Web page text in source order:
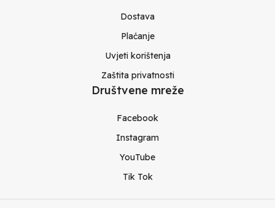
Dostava
Plaćanje
Uvjeti korištenja
Zaštita privatnosti
Društvene mreže
Facebook
Instagram
YouTube
Tik Tok